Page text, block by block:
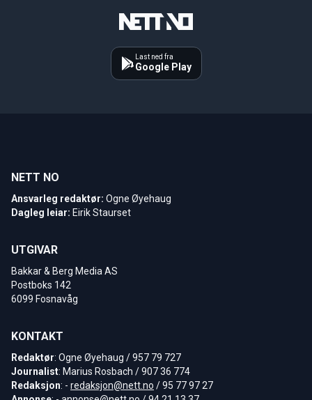
Last ned fra
Google Play
NETT NO
Ansvarleg redaktør: Ogne Øyehaug
Dagleg leiar: Eirik Staurset
UTGIVAR
Bakkar & Berg Media AS
Postboks 142
6099 Fosnavåg
KONTAKT
Redaktør: Ogne Øyehaug / 957 79 727
Journalist: Marius Rosbach / 907 36 774
Redaksjon: - redaksjon@nett.no / 95 77 97 27